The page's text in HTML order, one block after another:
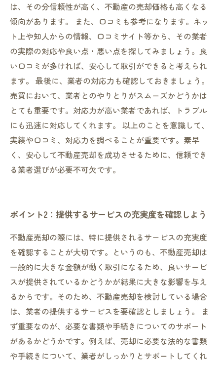
は、その分信頼性が高く、不動産の売却価格も高くなる
傾向があります。 また、口コミも参考になります。ネッ
ト上や知人からの情報、口コミサイト等から、その業者
の実際の対応や良い点・悪い点を探してみましょう。良
い口コミが多ければ、安心して取引ができると考えられ
ます。 最後に、業者の対応力も確認しておきましょう。
売買において、業者とのやりとりがスムーズかどうかは
とても重要です。対応力が高い業者であれば、トラブル
にも迅速に対応してくれます。 以上のことを意識して、
実績や口コミ、対応力を調べることが重要です。素早
く、安心して不動産売却を成功させるために、信頼でき
る業者選びが必要不可欠です。
ポイント2：提供するサービスの充実度を確認しよう
不動産売却の際には、特に提供されるサービスの充実度
を確認することが大切です。というのも、不動産売却は
一般的に大きな金額が動く取引になるため、良いサービ
スが提供されているかどうかが結果に大きな影響を与え
るからです。そのため、不動産売却を検討している場合
は、業者の提供するサービスを要確認としましょう。 ま
ず重要なのが、必要な書類や手続きについてのサポート
があるかどうかです。例えば、売却に必要な法的な書類
や手続きについて、業者がしっかりとサポートしてくれ